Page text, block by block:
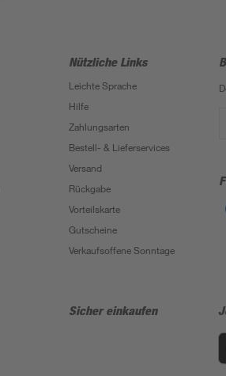
Nützliche Links
Leichte Sprache
Hilfe
Zahlungsarten
Bestell- & Lieferservices
Versand
Rückgabe
Vorteilskarte
Gutscheine
Verkaufsoffene Sonntage
Sicher einkaufen